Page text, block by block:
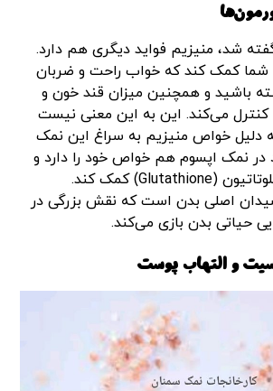
شد، منیزیم فواید دیگری هم دارد.
شما کمک کند که خواب راحت و ضربان
باشید و همچنین میزان قند خون و
کنترل می‌کند. این به این معنی نیست
دلیل خواص منیزیم به سراغ این نمک
در نمک اپسوم هم خواص خود را دارد‌ و
می‌تواند به تولید گلوتاتیون (Glutathione) کمک کند.
اصلی بدن است که نقش بزرگی در
حیاتی بدن بازی می‌کند.